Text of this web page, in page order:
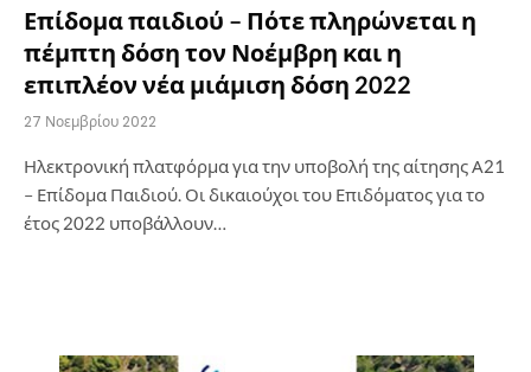
Επίδομα παιδιού – Πότε πληρώνεται η
πέμπτη δόση τον Νοέμβρη και η
επιπλέον νέα μιάμιση δόση 2022
27 Νοεμβρίου 2022
Ηλεκτρονική πλατφόρμα για την υποβολή της αίτησης Α21
– Επίδομα Παιδιού. Οι δικαιούχοι του Επιδόματος για το
έτος 2022 υποβάλλουν…